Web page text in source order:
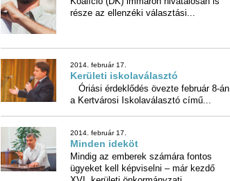
része az ellenzéki választási...
2014. február 17.
Kerületi iskolaválasztó
Óriási érdeklődés övezte február 8-án
a Kertvárosi Iskolaválasztó című...
2014. február 17.
Minden ideköt
Mindig az emberek számára fontos
ügyeket kell képviselni – már kezdő
XVI. kerületi önkormányzati